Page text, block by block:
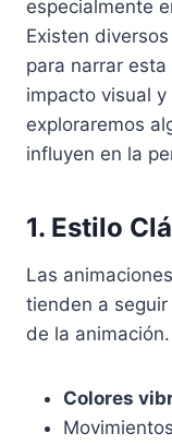
especialmente
Existen
para narrar
impacto visual
exploraremos
influyen en la
1. Estilo
Las
tienden a
de la
Colores